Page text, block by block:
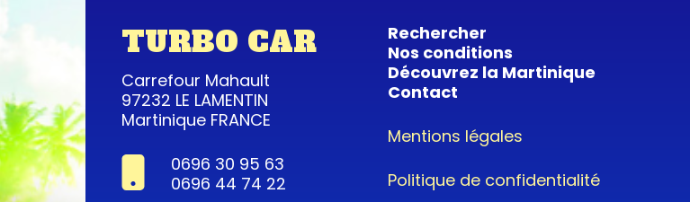
TURBO CAR
Carrefour Mahault
97232 LE LAMENTIN
Martinique FRANCE
0696 30 95 63
0696 44 74 22
Rechercher
Nos conditions
Découvrez la Martinique
Contact
Mentions légales
Politique de confidentialité